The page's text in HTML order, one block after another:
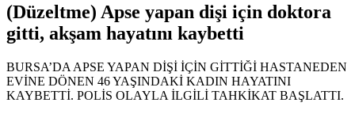
(Düzeltme) Apse yapan dişi için doktora
gitti, akşam hayatını kaybetti
BURSA’DA APSE YAPAN DİŞİ İÇİN GİTTİĞİ HASTANEDEN
EVİNE DÖNEN 46 YAŞINDAKİ KADIN HAYATINI
KAYBETTİ. POLİS OLAYLA İLGİLİ TAHKİKAT BAŞLATTI.